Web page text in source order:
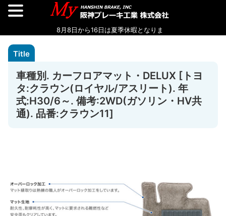
車種別. カーフロアマット・DELUX [トヨ
タ:クラウン(ロイヤル/アスリート). 年
式:H30/6～. 備考:2WD(ガソリン・HV共
通). 品番:クラウン11]